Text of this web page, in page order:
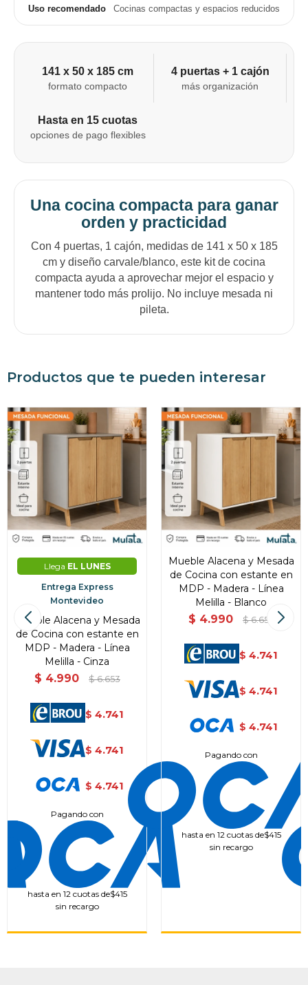
Uso recomendado Cocinas compactas y espacios reducidos
141 x 50 x 185 cm
formato compacto
4 puertas + 1 cajón
más organización
Hasta en 15 cuotas
opciones de pago flexibles
Una cocina compacta para ganar
orden y practicidad
Con 4 puertas, 1 cajón, medidas de 141 x 50 x 185
cm y diseño carvale/blanco, este kit de cocina
compacta ayuda a aprovechar mejor el espacio y
mantener todo más prolijo. No incluye mesada ni
pileta.
Productos que te pueden interesar
Llega EL LUNES
Entrega Express
Montevideo
Mueble Alacena y Mesada
de Cocina con estante en
MDP - Madera - Línea
Melilla - Cinza
$ 4.990 $ 6.653
$ 4.741
$ 4.741
$ 4.741
Pagando con
hasta en 12 cuotas de$415
sin recargo
Mueble Alacena y Mesada
de Cocina con estante en
MDP - Madera - Línea
Melilla - Blanco
$ 4.990 $ 6.653
$ 4.741
$ 4.741
$ 4.741
Pagando con
hasta en 12 cuotas de$415
sin recargo